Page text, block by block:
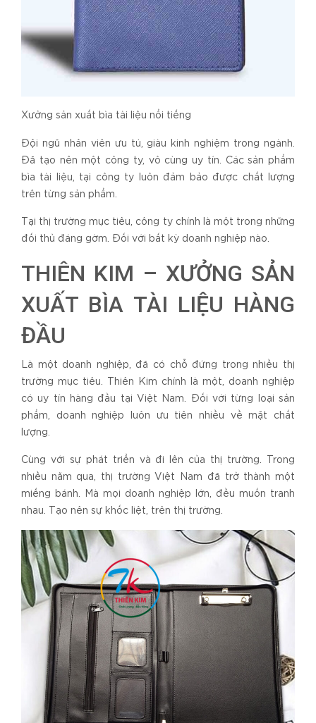
Xưởng sản xuất bìa tài liệu nổi tiếng
Đội ngũ nhân viên ưu tú, giàu kinh nghiệm trong ngành.
Đã tạo nên một công ty, vô cùng uy tín. Các sản phẩm
bìa tài liệu, tại công ty luôn đảm bảo được chất lượng
trên từng sản phẩm.
Tại thị trường mục tiêu, công ty chính là một trong những
đối thủ đáng gờm. Đối với bất kỳ doanh nghiệp nào.
THIÊN KIM – XƯỞNG SẢN
XUẤT BÌA TÀI LIỆU HÀNG
ĐẦU
Là một doanh nghiệp, đã có chỗ đứng trong nhiều thị
trường mục tiêu. Thiên Kim chính là một, doanh nghiệp
có uy tín hàng đầu tại Việt Nam. Đối với từng loại sản
phẩm, doanh nghiệp luôn ưu tiên nhiều về mặt chất
lượng.
Cùng với sự phát triển và đi lên của thị trường. Trong
nhiều năm qua, thị trường Việt Nam đã trở thành một
miếng bánh. Mà mọi doanh nghiệp lớn, đều muốn tranh
nhau. Tạo nên sự khốc liệt, trên thị trường.